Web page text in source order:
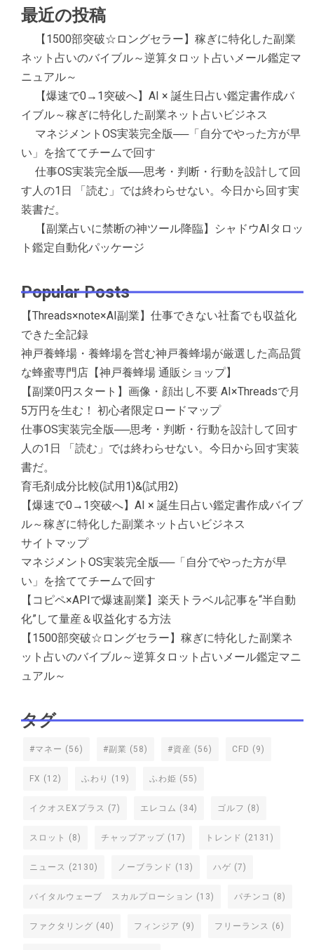
最近の投稿
【1500部突破☆ロングセラー】稼ぎに特化した副業
ネット占いのバイブル～逆算タロット占いメール鑑定マ
ニュアル～
【爆速で0→1突破へ】AI × 誕生日占い鑑定書作成バ
イブル～稼ぎに特化した副業ネット占いビジネス
マネジメントOS実装完全版──「自分でやった方が早
い」を捨ててチームで回す
仕事OS実装完全版──思考・判断・行動を設計して回
す人の1日 「読む」では終わらせない。今日から回す実
装書だ。
【副業占いに禁断の神ツール降臨】シャドウAIタロッ
ト鑑定自動化パッケージ
Popular Posts
【Threads×note×AI副業】仕事できない社畜でも収益化
できた全記録
神戸養蜂場・養蜂場を営む神戸養蜂場が厳選した高品質
な蜂蜜専門店【神戸養蜂場 通販ショップ】
【副業0円スタート】画像・顔出し不要 AI×Threadsで月
5万円を生む！ 初心者限定ロードマップ
仕事OS実装完全版──思考・判断・行動を設計して回す
人の1日 「読む」では終わらせない。今日から回す実装
書だ。
育毛剤成分比較(試用1)&(試用2)
【爆速で0→1突破へ】AI × 誕生日占い鑑定書作成バイブ
ル～稼ぎに特化した副業ネット占いビジネス
サイトマップ
マネジメントOS実装完全版──「自分でやった方が早
い」を捨ててチームで回す
【コピペ×APIで爆速副業】楽天トラベル記事を“半自動
化”して量産＆収益化する方法
【1500部突破☆ロングセラー】稼ぎに特化した副業ネ
ット占いのバイブル～逆算タロット占いメール鑑定マニ
ュアル～
タグ
#マネー (56) #副業 (58) #資産 (56) CFD (9)
FX (12) ふわり (19) ふわ姫 (55)
イクオスEXプラス (7) エレコム (34) ゴルフ (8)
スロット (8) チャップアップ (17) トレンド (2131)
ニュース (2130) ノーブランド (13) ハゲ (7)
バイタルウェーブ スカルプローション (13) パチンコ (8)
ファクタリング (40) フィンジア (9) フリーランス (6)